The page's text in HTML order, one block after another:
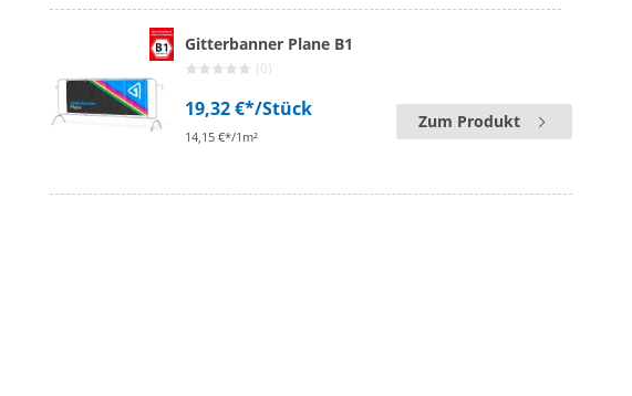
Gitterbanner Plane B1
(0)
19,32 €*/Stück
14,15 €*/1m²
Zum Produkt